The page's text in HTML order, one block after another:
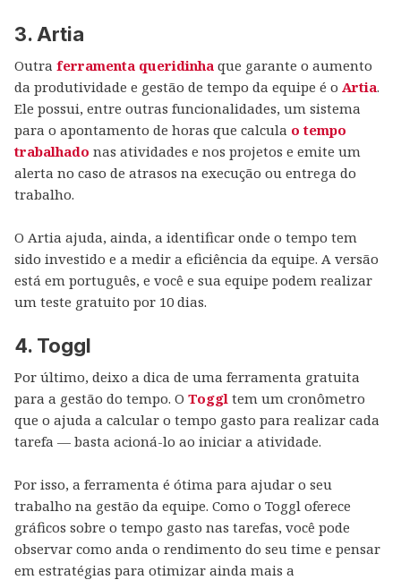
3. Artia
Outra ferramenta queridinha que garante o aumento
da produtividade e gestão de tempo da equipe é o Artia.
Ele possui, entre outras funcionalidades, um sistema
para o apontamento de horas que calcula o tempo
trabalhado nas atividades e nos projetos e emite um
alerta no caso de atrasos na execução ou entrega do
trabalho.
O Artia ajuda, ainda, a identificar onde o tempo tem
sido investido e a medir a eficiência da equipe. A versão
está em português, e você e sua equipe podem realizar
um teste gratuito por 10 dias.
4. Toggl
Por último, deixo a dica de uma ferramenta gratuita
para a gestão do tempo. O Toggl tem um cronômetro
que o ajuda a calcular o tempo gasto para realizar cada
tarefa — basta acioná-lo ao iniciar a atividade.
Por isso, a ferramenta é ótima para ajudar o seu
trabalho na gestão da equipe. Como o Toggl oferece
gráficos sobre o tempo gasto nas tarefas, você pode
observar como anda o rendimento do seu time e pensar
em estratégias para otimizar ainda mais a